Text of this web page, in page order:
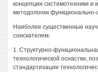
концепции системотехники и
методологии функционально-
Наиболее существенные
соискателем:
1. Структурно-
технологической оснастки,
стандартизации